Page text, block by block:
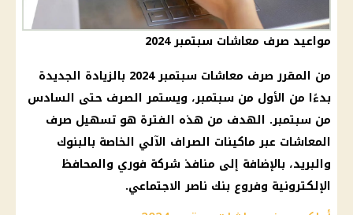
مواعيد صرف معاشات سبتمبر 2024
من المقررصرف معاشات سبتمبر
2024 بالزيادة الجديدة
بدءًا من الأول من سبتمبر، ويستمرالصرف حتى السادس
من سبتمبر. الهدف من هذه الفترة هو تسهيل صرف
المعاشات عبرماكينات الصراف الآلي الخاصة بالبنوك
والبريد، بالإضافة إلى منافذ شركة فوري والمحافظ
الإلكترونية وفروع بنك ناصر الاجتماعي.